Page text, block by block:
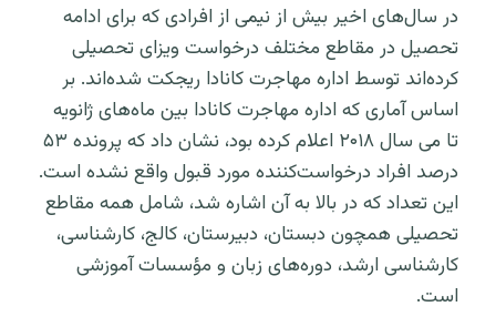
در سال‌های اخیر بیش از نیمی از افرادی که برای ادامه
تحصیل در مقاطع مختلف درخواست ویزای تحصیلی
کرده‌اند توسط اداره مهاجرت کانادا ریجکت شده‌اند. بر
اساس آماری که اداره مهاجرت کانادا بین ماه‌های ژانویه
تا می سال ۲۰۱۸ اعلام کرده بود، نشان داد که پرونده ۵۳
درصد افراد درخواست‌کننده مورد قبول واقع نشده است.
این تعداد که در بالا به آن اشاره شد، شامل همه مقاطع
تحصیلی همچون دبستان، دبیرستان، کالج، کارشناسی،
کارشناسی ارشد، دوره‌های زبان و مؤسسات آموزشی
است.